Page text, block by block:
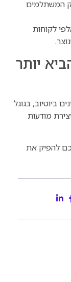
המשתלמים
לקוחות
יותר
ביוטיוב, בגוגל
מודעות
להפיק את